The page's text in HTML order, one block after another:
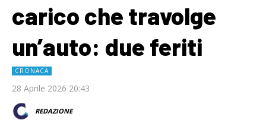
carico che travolge
un’auto: due feriti
CRONACA
28 Aprile 2026 20:43
REDAZIONE